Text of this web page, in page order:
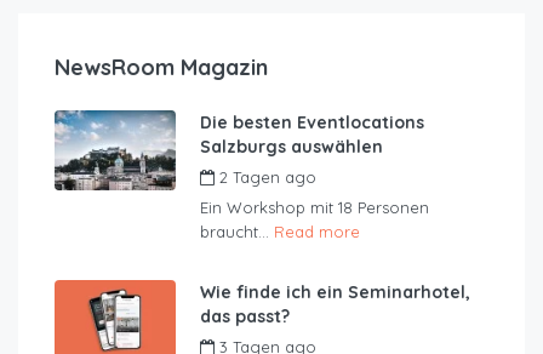
NewsRoom Magazin
Die besten Eventlocations
Salzburgs auswählen
2 Tagen ago
Ein Workshop mit 18 Personen
braucht... Read more
Wie finde ich ein Seminarhotel,
das passt?
3 Tagen ago